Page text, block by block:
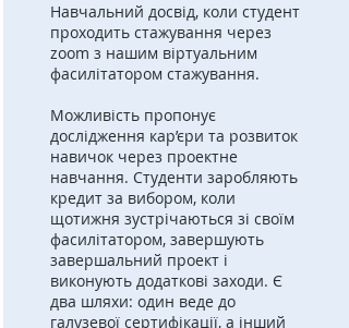
Навчальний досвід, коли студент
проходить стажування через
zoom з нашим віртуальним
фасилітатором стажування.
Можливість пропонує
дослідження кар’єри та розвиток
навичок через проектне
навчання. Студенти заробляють
кредит за вибором, коли
щотижня зустрічаються зі своїм
фасилітатором, завершують
завершальний проект і
виконують додаткові заходи. Є
два шляхи: один веде до
галузевої сертифікації, а інший